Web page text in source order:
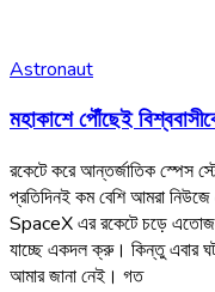
Astronaut
মহাকাশে পৌঁছেই
রকেটে করে আন্তর্জাতিক স্পেস
প্রতিদিনই কম বেশি আমরা
SpaceX এর রকেটে চড়ে এতোজন
যাচ্ছে একদল ক্রু। কিন্তু এবার
আমার জানা নেই। গত